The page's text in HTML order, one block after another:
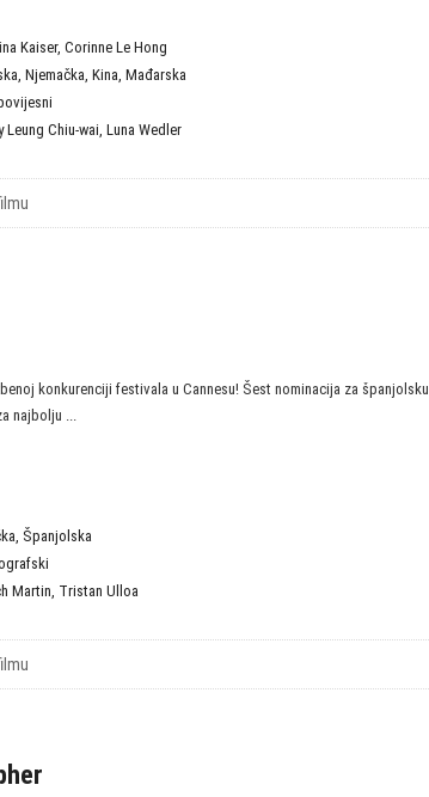
Kaiser, Corinne Le Hong
, Njemačka, Kina, Mađarska
Leung Chiu-wai, Luna Wedler
konkurenciji festivala u Cannesu! Šest nominacija za španjolsku
najbolju ...
, Španjolska
Martin, Tristan Ulloa